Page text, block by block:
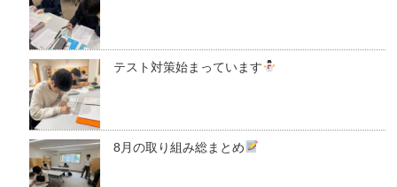
テスト対策始まっています
8月の取り組み総まとめ